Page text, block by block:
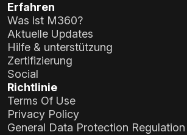
Erfahren
Was ist M360?
Aktuelle Updates
Hilfe & unterstützung
Zertifizierung
Social
Richtlinie
Terms Of Use
Privacy Policy
General Data Protection Regulation